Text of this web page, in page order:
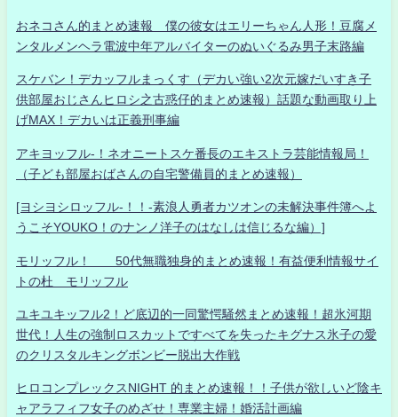
おネコさん的まとめ速報 僕の彼女はエリーちゃん人形！豆腐メ
ンタルメンヘラ電波中年アルバイターのぬいぐるみ男子末路編
スケバン！デカッフルまっくす（デカい強い2次元嫁だいすき子
供部屋おじさんヒロシ之古惑仔的まとめ速報）話題な動画取り上
げMAX！デカいは正義刑事編
アキヨッフル-！ネオニートスケ番長のエキストラ芸能情報局！
（子ども部屋おばさんの自宅警備員的まとめ速報）
[ヨシヨシロッフル-！！-素浪人勇者カツオンの未解決事件簿へよ
うこそYOUKO！のナンノ洋子のはなしは信じるな編）]
モリッフル！ 50代無職独身的まとめ速報！有益便利情報サイ
トの杜 モリッフル
ユキユキッフル2！ど底辺的一同驚愕騒然まとめ速報！超氷河期
世代！人生の強制ロスカットですべてを失ったキグナス氷子の愛
のクリスタルキングボンビー脱出大作戦
ヒロコンプレックスNIGHT 的まとめ速報！！子供が欲しいど陰キ
ャアラフィフ女子のめざせ！専業主婦！婚活計画編